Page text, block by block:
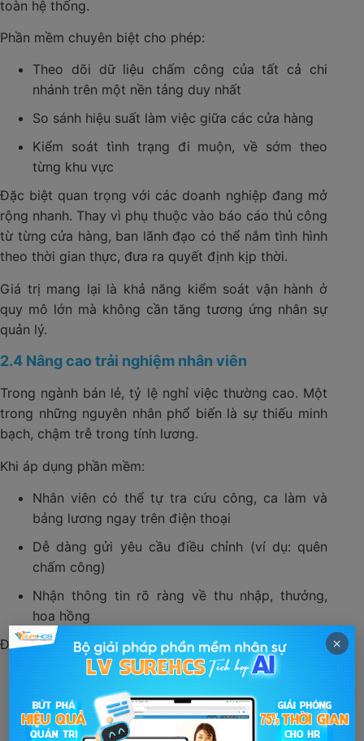
toàn hệ thống.
Phần mềm chuyên biệt cho phép:
Theo dõi dữ liệu chấm công của tất cả chi
nhánh trên một nền tảng duy nhất
So sánh hiệu suất làm việc giữa các cửa hàng
Kiểm soát tình trạng đi muộn, về sớm theo
từng khu vực
Đặc biệt quan trọng với các doanh nghiệp đang mở
rộng nhanh. Thay vì phụ thuộc vào báo cáo thủ công
từ từng cửa hàng, ban lãnh đạo có thể nắm tình hình
theo thời gian thực, đưa ra quyết định kịp thời.
Giá trị mang lại là khả năng kiểm soát vận hành ở
quy mô lớn mà không cần tăng tương ứng nhân sự
quản lý.
2.4 Nâng cao trải nghiệm nhân viên
Trong ngành bán lẻ, tỷ lệ nghỉ việc thường cao. Một
trong những nguyên nhân phổ biến là sự thiếu minh
bạch, chậm trễ trong tính lương.
Khi áp dụng phần mềm:
Nhân viên có thể tự tra cứu công, ca làm và
bảng lương ngay trên điện thoại
Dễ dàng gửi yêu cầu điều chỉnh (ví dụ: quên
chấm công)
Nhận thông tin rõ ràng về thu nhập, thưởng,
hoa hồng
Điều này giúp:
Tăng sự chủ động của nhân viên
Giảm áp lực giải đáp cho HR
Cải thiện trải nghiệm làm việc tổng thể
×